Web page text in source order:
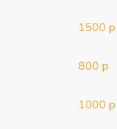
1500 р
800 р
1000 р